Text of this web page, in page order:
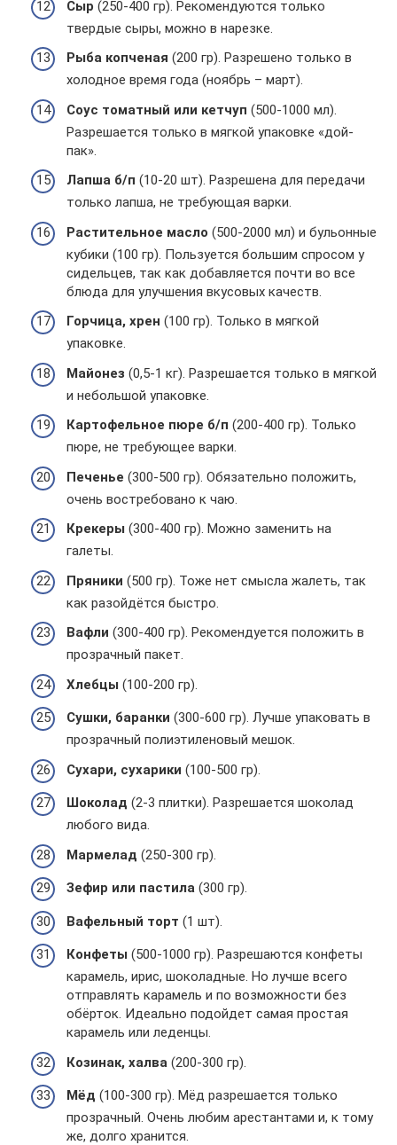
Сыр (250-400 гр). Рекомендуются только
твердые сыры, можно в нарезке.
Рыба копченая (200 гр). Разрешено только в
холодное время года (ноябрь – март).
Соус томатный или кетчуп (500-1000 мл).
Разрешается только в мягкой упаковке «дой-
пак».
Лапша б/п (10-20 шт). Разрешена для передачи
только лапша, не требующая варки.
Растительное масло (500-2000 мл) и бульонные
кубики (100 гр). Пользуется большим спросом у
сидельцев, так как добавляется почти во все
блюда для улучшения вкусовых качеств.
Горчица, хрен (100 гр). Только в мягкой
упаковке.
Майонез (0,5-1 кг). Разрешается только в мягкой
и небольшой упаковке.
Картофельное пюре б/п (200-400 гр). Только
пюре, не требующее варки.
Печенье (300-500 гр). Обязательно положить,
очень востребовано к чаю.
Крекеры (300-400 гр). Можно заменить на
галеты.
Пряники (500 гр). Тоже нет смысла жалеть, так
как разойдётся быстро.
Вафли (300-400 гр). Рекомендуется положить в
прозрачный пакет.
Хлебцы (100-200 гр).
Сушки, баранки (300-600 гр). Лучше упаковать в
прозрачный полиэтиленовый мешок.
Сухари, сухарики (100-500 гр).
Шоколад (2-3 плитки). Разрешается шоколад
любого вида.
Мармелад (250-300 гр).
Зефир или пастила (300 гр).
Вафельный торт (1 шт).
Конфеты (500-1000 гр). Разрешаются конфеты
карамель, ирис, шоколадные. Но лучше всего
отправлять карамель и по возможности без
обёрток. Идеально подойдет самая простая
карамель или леденцы.
Козинак, халва (200-300 гр).
Мёд (100-300 гр). Мёд разрешается только
прозрачный. Очень любим арестантами и, к тому
же, долго хранится.